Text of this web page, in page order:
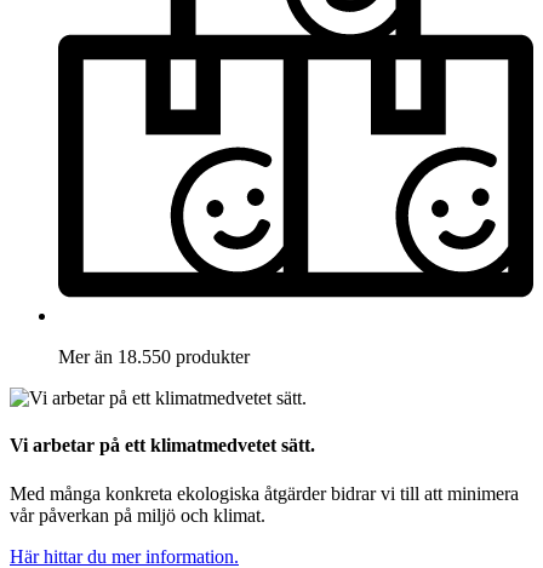
Mer än 18.550 produkter
Vi arbetar på ett klimatmedvetet sätt.
Med många konkreta ekologiska åtgärder bidrar vi till att minimera
vår påverkan på miljö och klimat.
Här hittar du mer information.